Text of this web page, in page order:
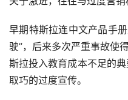
早期特斯拉连中文产品手
驶”，后来多次严重事故使
斯拉投入教育成本不足的
取巧的过度宣传。